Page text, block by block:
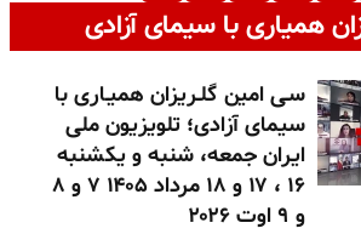
همیاری با سیمای آزادی
سـی امین گلـریزان همیـاری با
سیمای آزادی؛ تلویزیون ملی
ایران جمعه، شنبه و یکشنبه
۱۶ ، ۱۷ و ۱۸ مرداد ۱۴۰۵ ۷ و ۸
و ۹ اوت ۲۰۲۶